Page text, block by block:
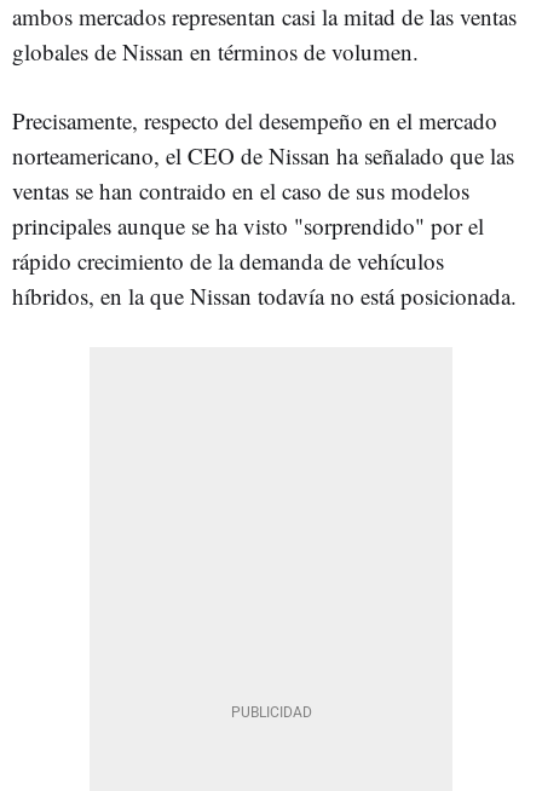
ambos mercados representan casi la mitad de las ventas
globales de Nissan en términos de volumen.
Precisamente, respecto del desempeño en el mercado
norteamericano, el CEO de Nissan ha señalado que las
ventas se han contraido en el caso de sus modelos
principales aunque se ha visto "sorprendido" por el
rápido crecimiento de la demanda de vehículos
híbridos, en la que Nissan todavía no está posicionada.